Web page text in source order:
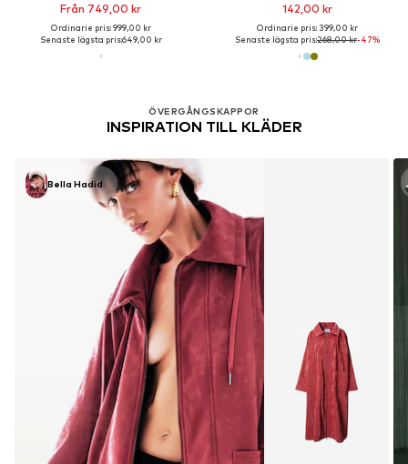
Från 749,00 kr
Ordinarie pris: 999,00 kr
Senaste lägsta pris:649,00 kr
142,00 kr
Ordinarie pris: 399,00 kr
Senaste lägsta pris:268,00 kr-47%
ÖVERGÅNGSKAPPOR
INSPIRATION TILL KLÄDER
Bella Hadid